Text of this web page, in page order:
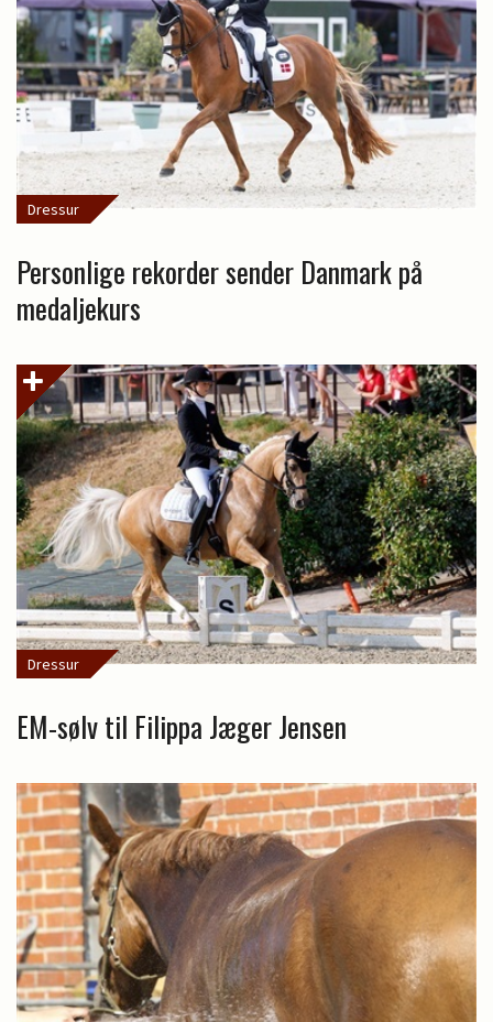
Dressur
Personlige rekorder sender Danmark på
medaljekurs
Dressur
EM-sølv til Filippa Jæger Jensen